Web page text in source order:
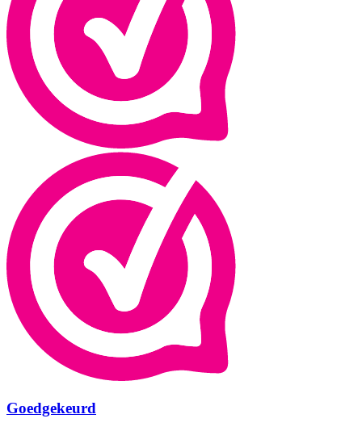
Goedgekeurd